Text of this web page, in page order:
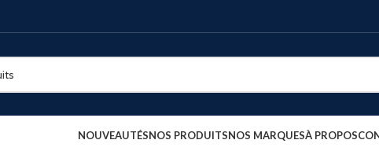
NOUVEAUTÉSNOS PRODUITSNOS MARQUESÀ PROPOS